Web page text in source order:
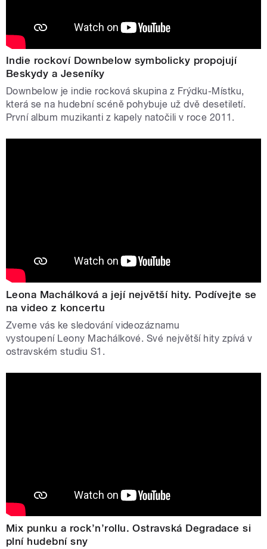
Indie rockoví Downbelow symbolicky propojují
Beskydy a Jeseníky
Downbelow je indie rocková skupina z Frýdku-Místku,
která se na hudební scéně pohybuje už dvě desetiletí.
První album muzikanti z kapely natočili v roce 2011.
Leona Machálková a její největší hity. Podívejte se
na video z koncertu
Zveme vás ke sledování videozáznamu
vystoupení Leony Machálkové. Své největší hity zpívá v
ostravském studiu S1.
Mix punku a rock’n’rollu. Ostravská Degradace si
plní hudební sny